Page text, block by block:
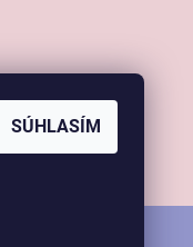
SÚHLASÍM